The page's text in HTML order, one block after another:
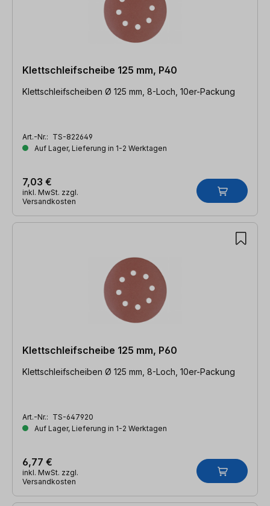
Klettschleifscheibe 125 mm, P40
Klettschleifscheiben Ø 125 mm, 8-Loch, 10er-Packung
Art.-Nr.: TS-822649
Auf Lager, Lieferung in 1-2 Werktagen
7,03 €
inkl. MwSt. zzgl.
Versandkosten
Klettschleifscheibe 125 mm, P60
Klettschleifscheiben Ø 125 mm, 8-Loch, 10er-Packung
Art.-Nr.: TS-647920
Auf Lager, Lieferung in 1-2 Werktagen
6,77 €
inkl. MwSt. zzgl.
Versandkosten